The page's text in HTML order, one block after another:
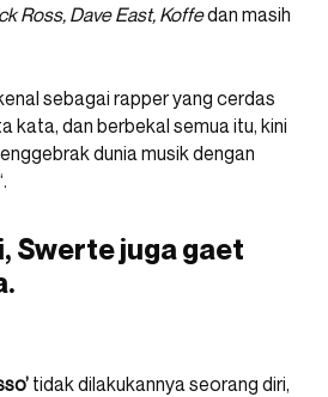
Ross, Dave East, Koffedan masih
sebagai rapper yang cerdas
kata, dan berbekal semua itu, kini
dunia musik dengan
‘.
Swerte juga gaet
tidak dilakukannya seorang diri,